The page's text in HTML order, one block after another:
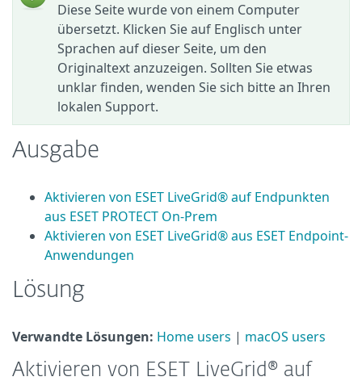
Diese Seite wurde von einem Computer
übersetzt. Klicken Sie auf Englisch unter
Sprachen auf dieser Seite, um den
Originaltext anzuzeigen. Sollten Sie etwas
unklar finden, wenden Sie sich bitte an Ihren
lokalen Support.
Ausgabe
Aktivieren von ESET LiveGrid® auf Endpunkten
aus ESET PROTECT On-Prem
Aktivieren von ESET LiveGrid® aus ESET Endpoint-
Anwendungen
Lösung
Verwandte Lösungen: Home users | macOS users
Aktivieren von ESET LiveGrid® auf